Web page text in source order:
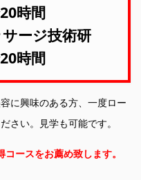
時間
ージ技術研
時間
に興味のある方、一度ロー
さい。見学も可能です。
ースをお薦め致します。